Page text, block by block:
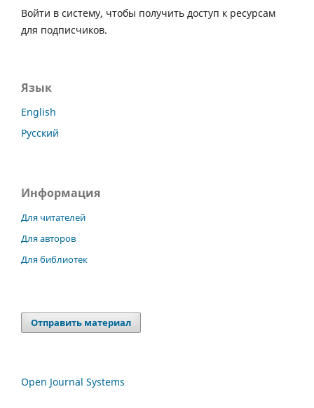
Войти в систему, чтобы получить доступ к ресурсам
для подписчиков.
Язык
English
Русский
Информация
Для читателей
Для авторов
Для библиотек
Отправить материал
Open Journal Systems